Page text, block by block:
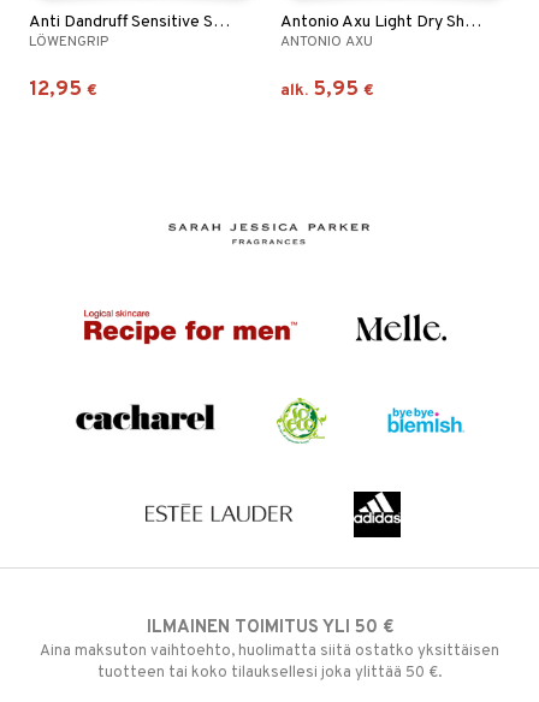
Anti Dandruff Sensitive Shampoo
LÖWENGRIP
12,95 €
Antonio Axu Light Dry Shampoo Weightless Touch
ANTONIO AXU
alk. 5,95 €
ILMAINEN TOIMITUS YLI 50 €
Aina maksuton vaihtoehto, huolimatta siitä ostatko yksittäisen
tuotteen tai koko tilauksellesi joka ylittää 50 €.